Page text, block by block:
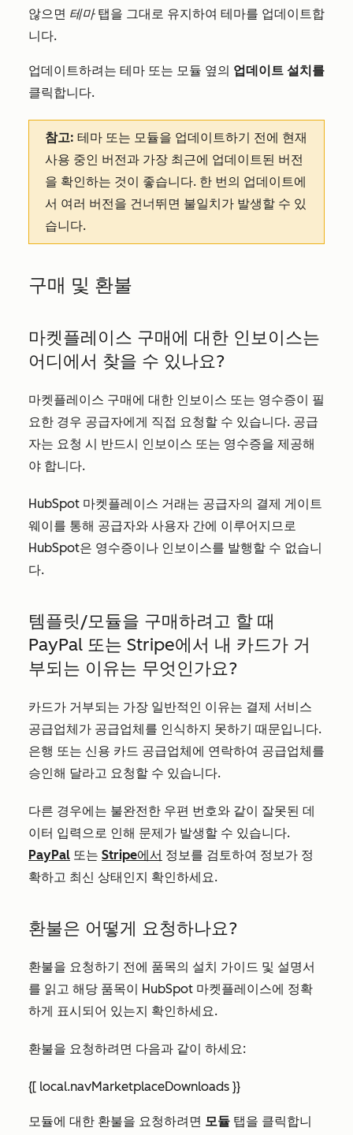
않으면 테마 탭을 그대로 유지하여 테마를 업데이트합
니다.
업데이트하려는 테마 또는 모듈 옆의 업데이트 설치를
클릭합니다.
참고: 테마 또는 모듈을 업데이트하기 전에 현재
사용 중인 버전과 가장 최근에 업데이트된 버전
을 확인하는 것이 좋습니다. 한 번의 업데이트에
서 여러 버전을 건너뛰면 불일치가 발생할 수 있
습니다.
구매 및 환불
마켓플레이스 구매에 대한 인보이스는
어디에서 찾을 수 있나요?
마켓플레이스 구매에 대한 인보이스 또는 영수증이 필
요한 경우 공급자에게 직접 요청할 수 있습니다. 공급
자는 요청 시 반드시 인보이스 또는 영수증을 제공해
야 합니다.
HubSpot 마켓플레이스 거래는 공급자의 결제 게이트
웨이를 통해 공급자와 사용자 간에 이루어지므로
HubSpot은 영수증이나 인보이스를 발행할 수 없습니
다.
템플릿/모듈을 구매하려고 할 때
PayPal 또는 Stripe에서 내 카드가 거
부되는 이유는 무엇인가요?
카드가 거부되는 가장 일반적인 이유는 결제 서비스
공급업체가 공급업체를 인식하지 못하기 때문입니다.
은행 또는 신용 카드 공급업체에 연락하여 공급업체를
승인해 달라고 요청할 수 있습니다.
다른 경우에는 불완전한 우편 번호와 같이 잘못된 데
이터 입력으로 인해 문제가 발생할 수 있습니다.
PayPal 또는 Stripe에서 정보를 검토하여 정보가 정
확하고 최신 상태인지 확인하세요.
환불은 어떻게 요청하나요?
환불을 요청하기 전에 품목의 설치 가이드 및 설명서
를 읽고 해당 품목이 HubSpot 마켓플레이스에 정확
하게 표시되어 있는지 확인하세요.
환불을 요청하려면 다음과 같이 하세요:
{[ local.navMarketplaceDownloads }}
모듈에 대한 환불을 요청하려면 모듈 탭을 클릭합니